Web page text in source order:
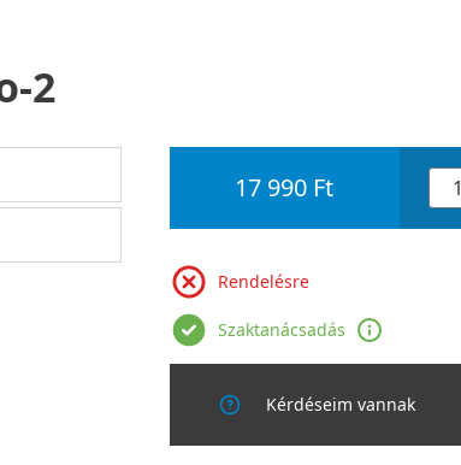
2
17 990 Ft
Rendelésre
Szaktanácsadás
Kérdéseim vannak